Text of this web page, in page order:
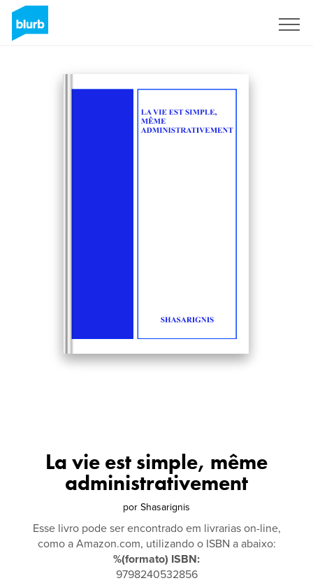
La vie est simple, même
administrativement
por Shasarignis
Esse livro pode ser encontrado em livrarias on-line,
como a Amazon.com, utilizando o ISBN a abaixo:
%(formato) ISBN:
9798240532856